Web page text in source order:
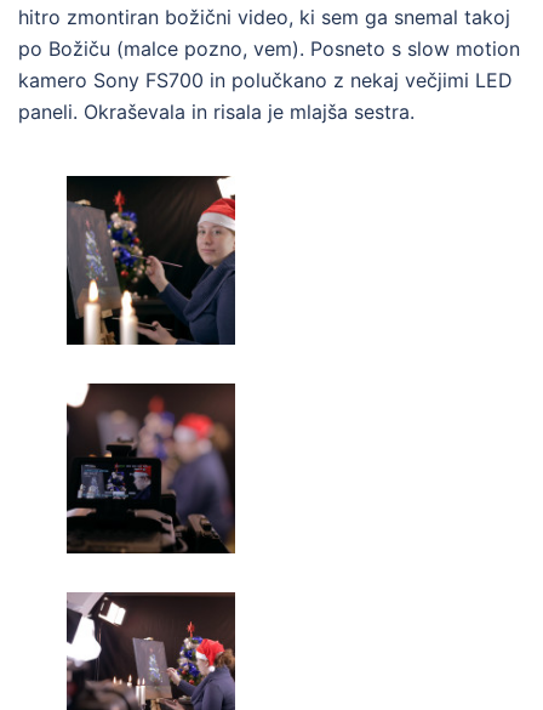
hitro zmontiran božični video, ki sem ga snemal takoj
po Božiču (malce pozno, vem). Posneto s slow motion
kamero Sony FS700 in polučkano z nekaj večjimi LED
paneli. Okraševala in risala je mlajša sestra.